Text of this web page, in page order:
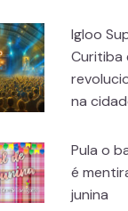
Igloo
Curitiba
na
Pula o
é
junina